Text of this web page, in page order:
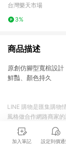
青綠 漸層 戶外鞋 溯溪
台灣樂天市場
3%
商品描述
原創仿腳型寬楦
鮮豔、顏色持久
加入筆記 設定到價通
LINE 購物是匯集購物
風格做合作網路商家
商品至各合作網路商
準。